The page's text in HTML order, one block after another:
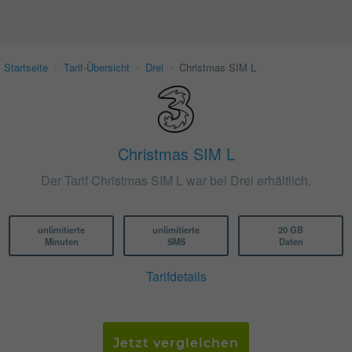
Startseite Tarif-Übersicht Drei Christmas SIM L
Christmas SIM L
Der Tarif Christmas SIM L war bei Drei erhältlich.
unlimitierte
Minuten
unlimitierte
SMS
20 GB
Daten
Tarifdetails
Jetzt vergleichen